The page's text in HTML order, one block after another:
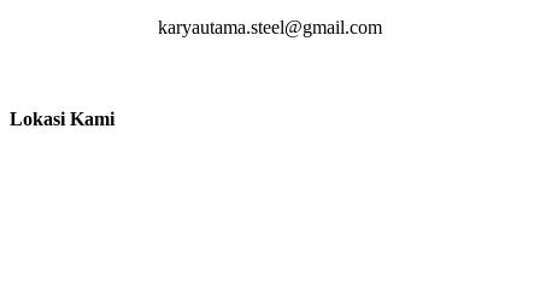
karyautama.steel@gmail.com
Lokasi Kami